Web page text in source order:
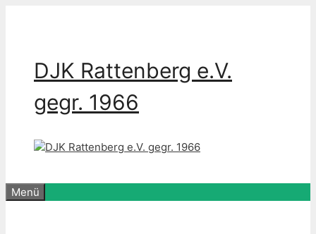
DJK Rattenberg e.V.
gegr. 1966
Menü